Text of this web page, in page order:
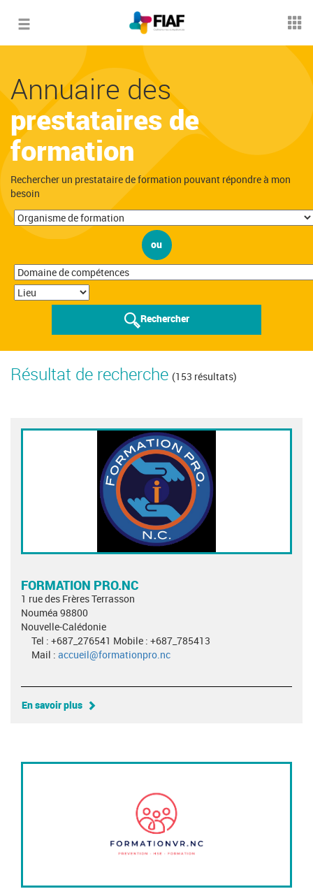
Toggle
Annuaire des
prestataires de
formation
Rechercher un prestataire de formation pouvant répondre à mon
besoin
ou
Rechercher
Résultat de recherche (153 résultats)
FORMATION PRO.NC
1 rue des Frères Terrasson
Nouméa 98800
Nouvelle-Calédonie
Tel : +687_276541 Mobile : +687_785413
Mail : accueil@formationpro.nc
En savoir plus